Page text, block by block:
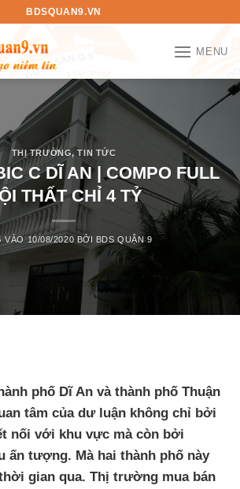
BDSQUAN9.VN
MENU
THỊ TRƯỜNG,TIN TỨC
C DĨ AN | COMPO FULL
THẤT CHỈ 4 TỶ
VÀO10/08/2020 BỞI BDS QUẬN 9
phố Dĩ An và thành phố Thuận
tâm của dư luận không chỉ bởi
nối với khu vực mà còn bởi
ấn tượng. Mà hai thành phố này
gian qua. Thị trường mua bán